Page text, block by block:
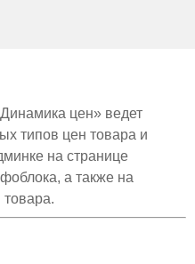
цен» ведет
типов цен товара и
на странице
а также на
товара.